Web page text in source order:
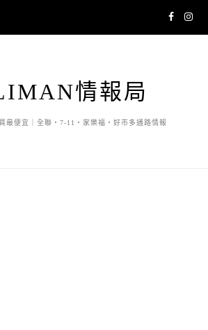
情報局
最便宜｜全聯・7-11・家樂福・好市多通路情報